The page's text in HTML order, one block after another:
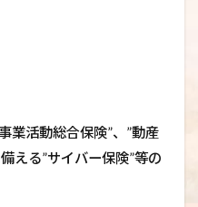
業活動総合保険”、”動産
える”サイバー保険”等の